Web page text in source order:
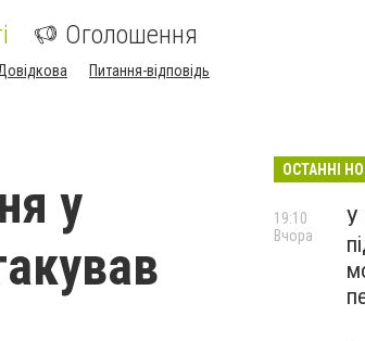
Оголошення
Питання-відповідь
у
ОСТАННІ
У
19:10
Вчора